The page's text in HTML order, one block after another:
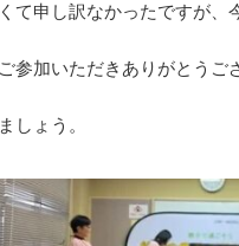
て申し訳なかったですが、
参加いただきありがとうご
しょう。